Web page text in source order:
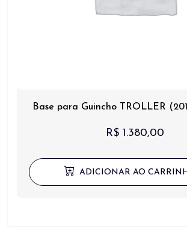
Base para Guincho TROLLER
R$1.380,00
ADICIONAR AO